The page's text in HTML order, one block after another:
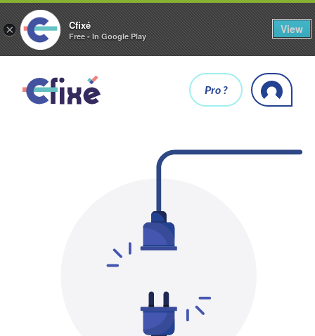
× Cfixé
Free - In Google Play
View
Pro ?